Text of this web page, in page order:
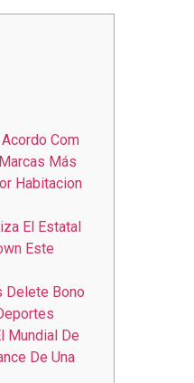
Com
Más
Habitacion
El Estatal
Este
Delete Bono
Mundial De
De Una